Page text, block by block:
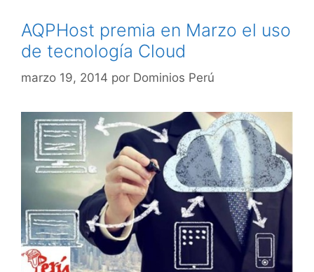
AQPHost premia en Marzo el uso
de tecnología Cloud
marzo 19, 2014 por Dominios Perú